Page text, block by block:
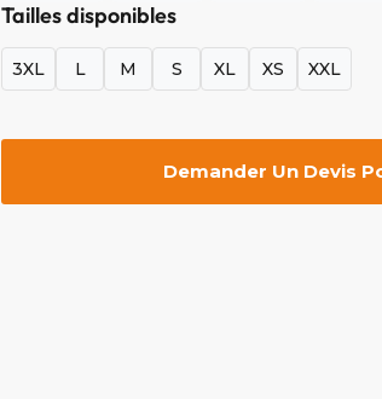
Tailles disponibles
3XL L M S XL XS XXL
Demander Un Devis